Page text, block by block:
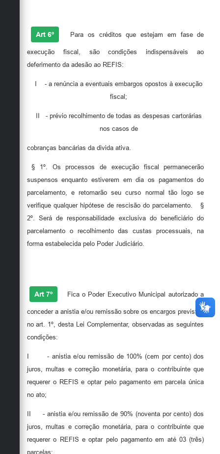
Art 6º Para os créditos que estejam em fase de
execução fiscal, são condições indispensáveis ao
deferimento da adesão ao REFIS:
- a renúncia a eventuais embargos opostos à execução
fiscal;
- prévio recolhimento de todas as despesas cartorárias
nos casos de
cobranças bancárias da divida ativa.
§ 1º. Os processos de execução fiscal permanecerão
suspensos enquanto estiverem em dia os pagamentos do
parcelamento, e retomarão seu curso normal tão logo se
verifique qualquer hipótese de rescisão do parcelamento.
§
2º. Será de responsabilidade exclusiva do beneficiário do
parcelamento o recolhimento das custas processuais, na
forma estabelecida pelo Poder Judiciário.
Art 7º Fica o Poder Executivo Municipal autorizado a
conceder a anistia e/ou remissão sobre os encargos previstos
no art. 1º, desta Lei Complementar, observadas as seguintes
condições:
- anistia e/ou remissão de 100% (cem por cento) dos
juros, multas e correção monetária, para o contribuinte que
requerer o REFIS e optar pelo pagamento em parcela única
no ato;
- anistia e/ou remissão de 90% (noventa por cento) dos
juros, multas e correção monetária, para o contribuinte que
requerer o REFIS e optar pelo pagamento em até 03 (três)
parcelas;